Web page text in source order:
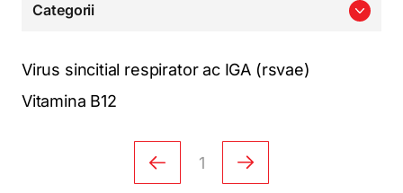
Categorii
Virus sincitial respirator ac IGA (rsvae)
Vitamina B12
1